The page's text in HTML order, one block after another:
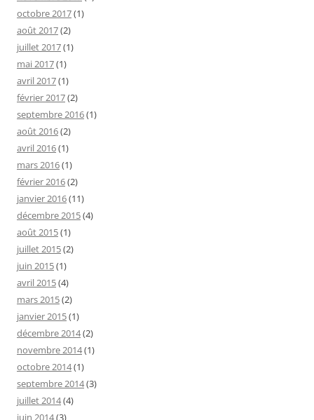
octobre 2017(1)
août 2017(2)
juillet 2017(1)
mai 2017(1)
avril 2017(1)
février 2017(2)
septembre 2016(1)
août 2016(2)
avril 2016(1)
mars 2016(1)
février 2016(2)
janvier 2016(11)
décembre 2015(4)
août 2015(1)
juillet 2015(2)
juin 2015(1)
avril 2015(4)
mars 2015(2)
janvier 2015(1)
décembre 2014(2)
novembre 2014(1)
octobre 2014(1)
septembre 2014(3)
juillet 2014(4)
juin 2014(3)